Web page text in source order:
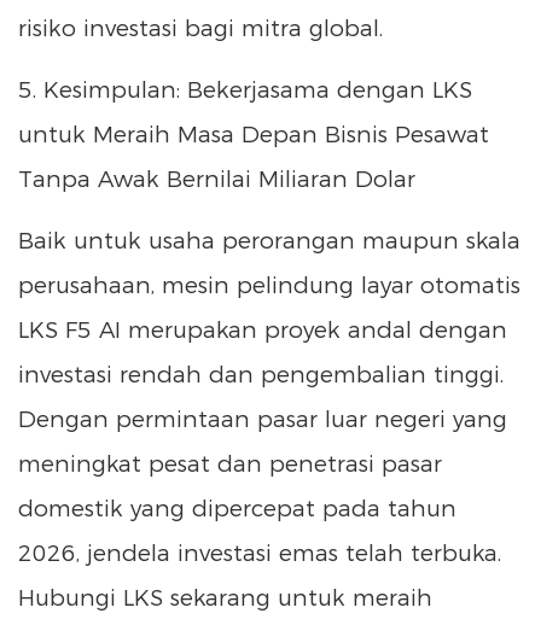
risiko investasi bagi mitra global.
5. Kesimpulan: Bekerjasama dengan LKS
untuk Meraih Masa Depan Bisnis Pesawat
Tanpa Awak Bernilai Miliaran Dolar
Baik untuk usaha perorangan maupun skala
perusahaan, mesin pelindung layar otomatis
LKS F5 AI merupakan proyek andal dengan
investasi rendah dan pengembalian tinggi.
Dengan permintaan pasar luar negeri yang
meningkat pesat dan penetrasi pasar
domestik yang dipercepat pada tahun
2026, jendela investasi emas telah terbuka.
Hubungi LKS sekarang untuk meraih